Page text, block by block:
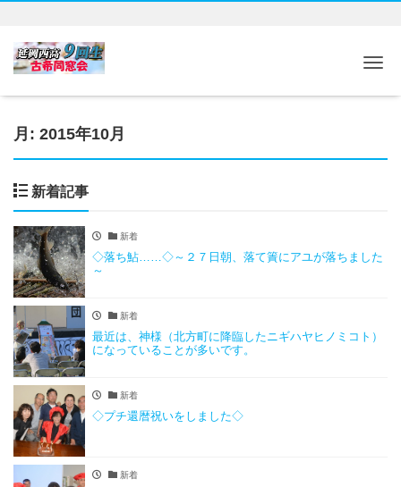
月: 2015年10月
新着記事
新着
◇落ち鮎……◇～２７日朝、落て簀にアユが落ちました
～
新着
最近は、神様（北方町に降臨したニギハヤヒノミコト）
になっていることが多いです。
新着
◇プチ還暦祝いをしました◇
新着